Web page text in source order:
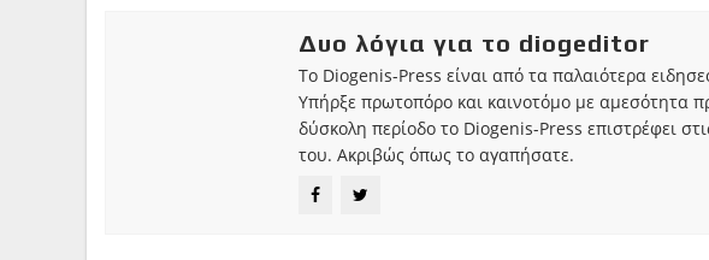
Δυο λόγια για το diogeditor
Το Diogenis-Press είναι από τα παλαιότερα
Υπήρξε πρωτοπόρο και καινοτόμο με αμεσότητα
δύσκολη περίοδο το Diogenis-Press επιστρέφει
του. Ακριβώς όπως το αγαπήσατε.